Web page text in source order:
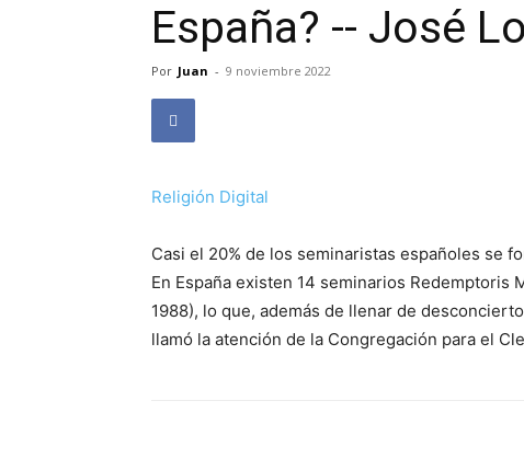
España? -- José
Por Juan - 9 noviembre 2022
Religión Digital
Casi el 20% de los seminaristas españoles se
En España existen 14 seminarios
1988), lo que, además de llenar de
llamó la atención de la Congregación para el